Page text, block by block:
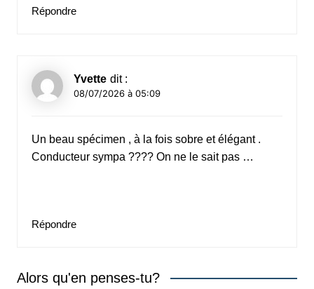
Répondre
Yvette dit :
08/07/2026 à 05:09
Un beau spécimen , à la fois sobre et élégant .
Conducteur sympa ???? On ne le sait pas …
Répondre
Alors qu'en penses-tu?